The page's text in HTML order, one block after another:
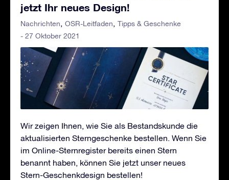
jetzt Ihr neues Design!
Nachrichten OSR-Leitfaden
Tipps & Geschenke
- 27 Oktober 2021
Wir zeigen Ihnen, wie Sie als Bestandskunde die
aktualisierten Sterngeschenke bestellen. Wenn Sie
im Online-Sternregister bereits einen Stern
benannt haben, können Sie jetzt unser neues
Stern-Geschenkdesign bestellen!